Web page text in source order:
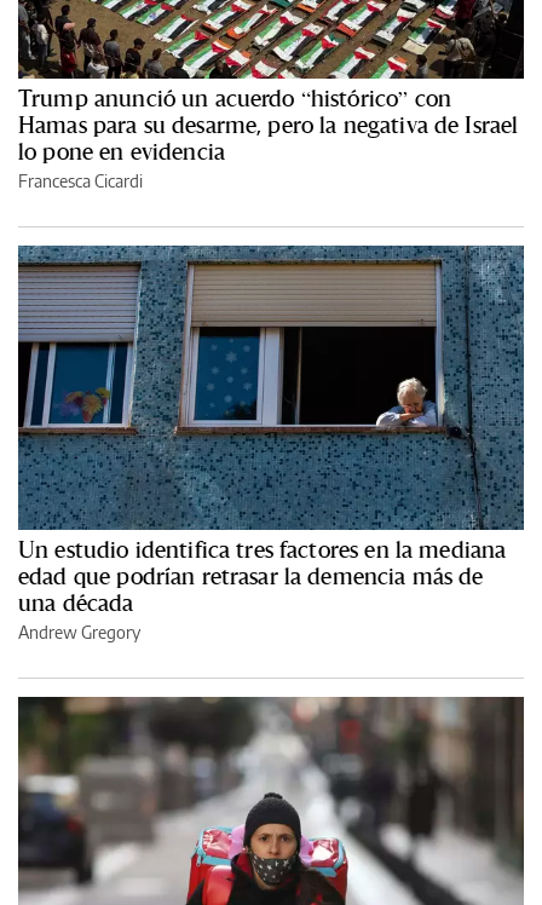
Trump anunció un acuerdo “histórico” con
Hamas para su desarme, pero la negativa de Israel
lo pone en evidencia
Francesca Cicardi
Un estudio identifica tres factores en la mediana
edad que podrían retrasar la demencia más de
una década
Andrew Gregory